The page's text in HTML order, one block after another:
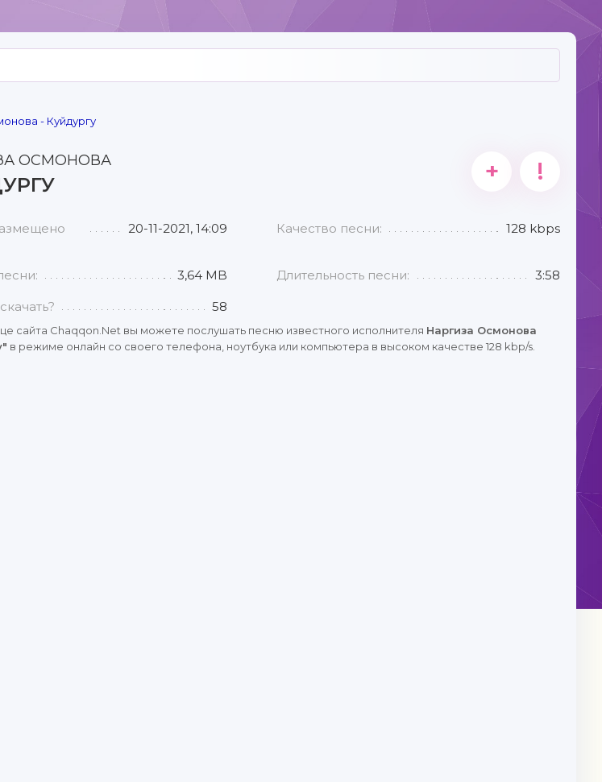
- Куйдургу
ОСМОНОВА + !
20-11-2021, 14:09 Качество песни: 128 kbps
3,64 MB Длительность песни: 3:58
58
сайта Chaqqon.Net вы можете послушать песню известного исполнителя Наргиза Осмонова
в режиме онлайн со своего телефона, ноутбука или компьютера в высоком качестве 128 kbp/s.